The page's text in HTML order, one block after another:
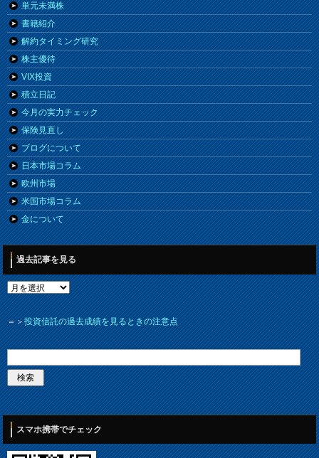
単元未満株
書籍紹介
解約タイミング研究
株主優待
VIX投資
積立日記
今月の実力チェック
保険見直し
ブログについて
日本市場コラム
欧州市場
米国市場コラム
金について
過去記事を見る
＝＞投資信託の過去成績を見るときの注意点
スマホ携帯でチェック